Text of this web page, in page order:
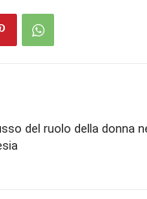
del ruolo della donna